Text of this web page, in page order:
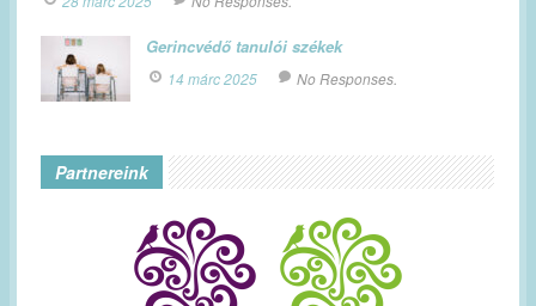
Gerincvédő tanulói székek
14 márc 2025 No Responses.
Partnereink